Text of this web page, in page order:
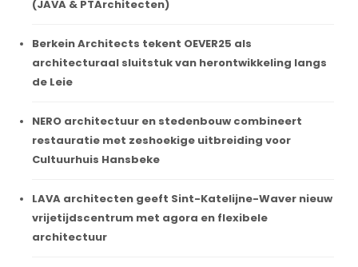
(JAVA & PTArchitecten)
Berkein Architects tekent OEVER25 als
architecturaal sluitstuk van herontwikkeling langs
de Leie
NERO architectuur en stedenbouw combineert
restauratie met zeshoekige uitbreiding voor
Cultuurhuis Hansbeke
LAVA architecten geeft Sint-Katelijne-Waver nieuw
vrijetijdscentrum met agora en flexibele
architectuur